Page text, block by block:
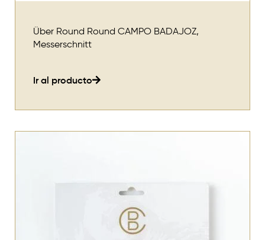
Über Round Round CAMPO BADAJOZ,
Messerschnitt
Ir al producto